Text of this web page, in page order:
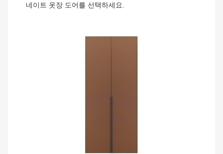
네이트 옷장 도어를 선택하세요.